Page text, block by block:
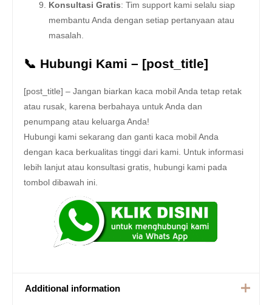
Konsultasi Gratis: Tim support kami selalu siap
membantu Anda dengan setiap pertanyaan atau
masalah.
📞 Hubungi Kami – [post_title]
[post_title] – Jangan biarkan kaca mobil Anda tetap retak
atau rusak, karena berbahaya untuk Anda dan
penumpang atau keluarga Anda!
Hubungi kami sekarang dan ganti kaca mobil Anda
dengan kaca berkualitas tinggi dari kami. Untuk informasi
lebih lanjut atau konsultasi gratis, hubungi kami pada
tombol dibawah ini.
Additional information